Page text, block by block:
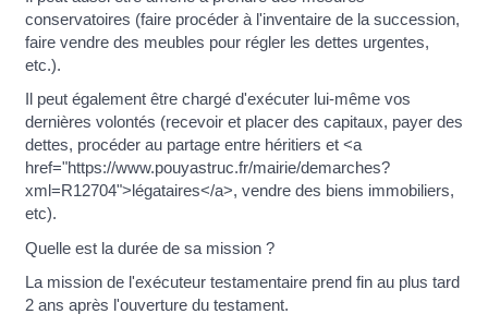
conservatoires (faire procéder à l'inventaire de la succession,
faire vendre des meubles pour régler les dettes urgentes,
etc.).
Il peut également être chargé d'exécuter lui-même vos
dernières volontés (recevoir et placer des capitaux, payer des
dettes, procéder au partage entre héritiers et <a
href="https://www.pouyastruc.fr/mairie/demarches?
xml=R12704">légataires</a>, vendre des biens immobiliers,
etc).
Quelle est la durée de sa mission ?
La mission de l'exécuteur testamentaire prend fin au plus tard
2 ans après l'ouverture du testament.